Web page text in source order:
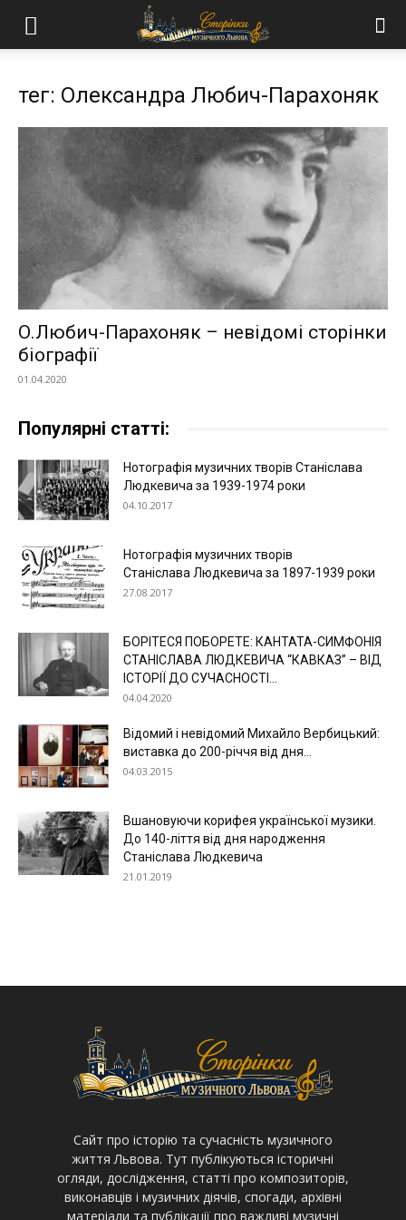
тег: Олександра Любич-Парахоняк
О.Любич-Парахоняк – невідомі сторінки
біографії
01.04.2020
Популярні статті:
Нотографія музичних творів Станіслава
Людкевича за 1939-1974 роки
04.10.2017
Нотографія музичних творів
Станіслава Людкевича за 1897-1939 роки
27.08.2017
БОРІТЕСЯ ПОБОРЕТЕ: КАНТАТА-СИМФОНІЯ
СТАНІСЛАВА ЛЮДКЕВИЧА “КАВКАЗ” – ВІД
ІСТОРІЇ ДО СУЧАСНОСТІ...
04.04.2020
Відомий і невідомий Михайло Вербицький:
виставка до 200-річчя від дня...
04.03.2015
Вшановуючи корифея української музики.
До 140-ліття від дня народження
Станіслава Людкевича
21.01.2019
Cайт про історію та сучасність музичного
життя Львова. Тут публікуються історичні
огляди, дослідження, статті про композиторів,
виконавців і музичних діячів, спогади, архівні
матеріали та публікації про важливі музичні